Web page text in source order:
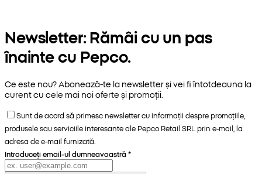
Newsletter: Rămâi cu un pas
înainte cu Pepco.
Ce este nou? Abonează-te la newsletter și vei fi întotdeauna la
curent cu cele mai noi oferte și promoții.
Sunt de acord să primesc newsletter cu informații despre promoțiile,
produsele sau serviciile interesante ale Pepco Retail SRL prin e-mail, la
adresa de e-mail furnizată.
Introduceți email-ul dumneavoastră *